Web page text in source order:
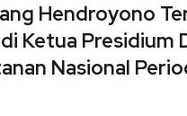
Hendroyono
Ketua Presidium
Nasional